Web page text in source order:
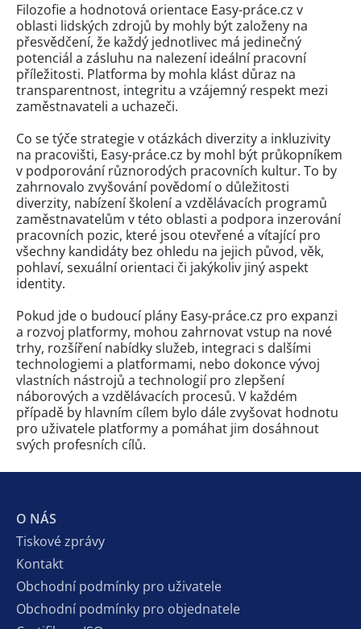
Filozofie a hodnotová orientace Easy-práce.cz v
oblasti lidských zdrojů by mohly být založeny na
přesvědčení, že každý jednotlivec má jedinečný
potenciál a zásluhu na nalezení ideální pracovní
příležitosti. Platforma by mohla klást důraz na
transparentnost, integritu a vzájemný respekt mezi
zaměstnavateli a uchazeči.
Co se týče strategie v otázkách diverzity a inkluzivity
na pracovišti, Easy-práce.cz by mohl být průkopníkem
v podporování různorodých pracovních kultur. To by
zahrnovalo zvyšování povědomí o důležitosti
diverzity, nabízení školení a vzdělávacích programů
zaměstnavatelům v této oblasti a podpora inzerování
pracovních pozic, které jsou otevřené a vítající pro
všechny kandidáty bez ohledu na jejich původ, věk,
pohlaví, sexuální orientaci či jakýkoliv jiný aspekt
identity.
Pokud jde o budoucí plány Easy-práce.cz pro expanzi
a rozvoj platformy, mohou zahrnovat vstup na nové
trhy, rozšíření nabídky služeb, integraci s dalšími
technologiemi a platformami, nebo dokonce vývoj
vlastních nástrojů a technologií pro zlepšení
náborových a vzdělávacích procesů. V každém
případě by hlavním cílem bylo dále zvyšovat hodnotu
pro uživatele platformy a pomáhat jim dosáhnout
svých profesních cílů.
O NÁS
Tiskové zprávy
Kontakt
Obchodní podmínky pro uživatele
Obchodní podmínky pro objednatele